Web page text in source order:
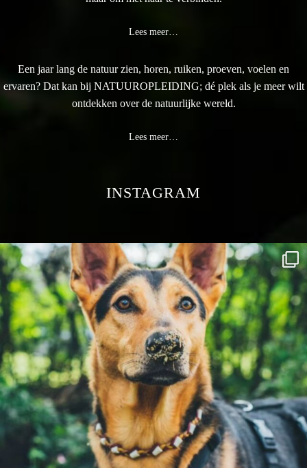
Lees meer…
Een jaar lang de natuur zien, horen, ruiken, proeven, voelen en
ervaren? Dat kan bij NATUUROPLEIDING; dé plek als je meer wilt
ontdekken over de natuurlijke wereld.
Lees meer…
INSTAGRAM